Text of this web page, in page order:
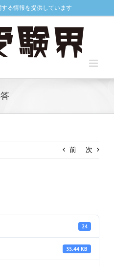
る情報を提供しています
前 次
24
35.44 KB